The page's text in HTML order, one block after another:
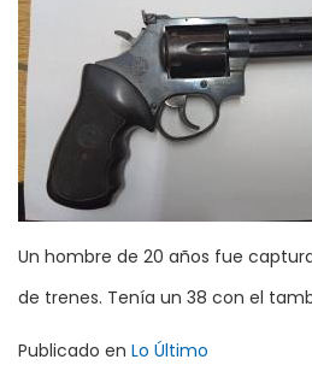
Un hombre de 20 años fue
de trenes. Tenía un 38 con el
Publicado en Lo Último